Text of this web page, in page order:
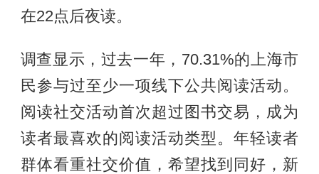
在22点后夜读。
调查显示，过去一年，70.31%的上海市
民参与过至少一项线下公共阅读活动。
阅读社交活动首次超过图书交易，成为
读者最喜欢的阅读活动类型。年轻读者
群体看重社交价值，希望找到同好，新